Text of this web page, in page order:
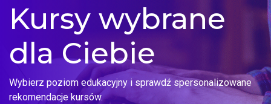
Kursy wybrane
dla Ciebie
Wybierz poziom edukacyjny i sprawdź spersonalizowane
rekomendacje kursów.